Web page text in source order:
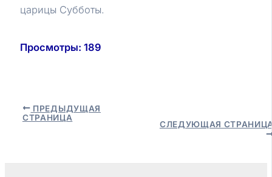
царицы Субботы.
Просмотры: 189
Навигация
ПРЕДЫДУЩАЯ
СТРАНИЦА
СЛЕДУЮЩАЯ